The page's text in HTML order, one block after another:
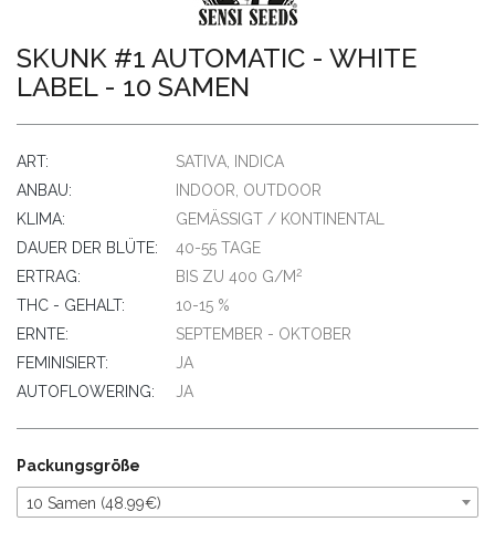
SKUNK #1 AUTOMATIC - WHITE
LABEL - 10 SAMEN
ART:
SATIVA, INDICA
ANBAU:
INDOOR, OUTDOOR
KLIMA:
GEMÄSSIGT / KONTINENTAL
DAUER DER BLÜTE:
40-55 TAGE
ERTRAG:
BIS ZU 400 G/M2
THC - GEHALT:
10-15 %
ERNTE:
SEPTEMBER - OKTOBER
FEMINISIERT:
JA
AUTOFLOWERING:
JA
Packungsgröße
10 Samen (48.99€)